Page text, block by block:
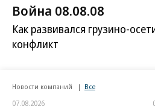
Война 08.08.08
Как развивался грузино-
конфликт
Новости компаний Все
07.08.2026